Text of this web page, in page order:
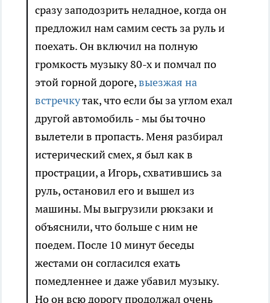
сразу заподозрить неладное, когда он
предложил нам самим сесть за руль и
поехать. Он включил на полную
громкость музыку 80-х и помчал по
этой горной дороге,выезжая на
встречкутак, что если бы за углом ехал
другой автомобиль - мы бы точно
вылетели в пропасть. Меня разбирал
истерический смех, я был как в
прострации, а Игорь, схватившись за
руль, остановил его и вышел из
машины. Мы выгрузили рюкзаки и
объяснили, что больше с ним не
поедем. После 10 минут беседы
жестами он согласился ехать
помедленнее и даже убавил музыку.
Но он всю дорогу продолжал очень